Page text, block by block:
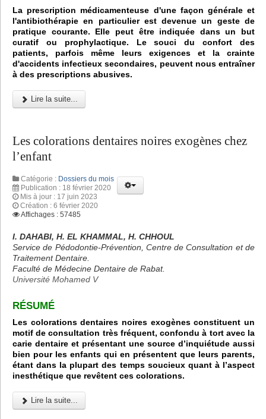
La prescription médicamenteuse d'une façon générale et
l'antibiothérapie en particulier est devenue un geste de
pratique courante. Elle peut être indiquée dans un but
curatif ou prophylactique. Le souci du confort des
patients, parfois même leurs exigences et la crainte
d'accidents infectieux secondaires, peuvent nous entraîner
à des prescriptions abusives.
Lire la suite...
Les colorations dentaires noires exogènes chez
l’enfant
Catégorie : Dossiers du mois
Publication : 18 février 2020
Mis à jour : 17 juin 2023
Création : 6 février 2020
Affichages : 57485
I. DAHABI, H. EL KHAMMAL, H. CHHOUL
Service de Pédodontie-Prévention, Centre de Consultation et de
Traitement Dentaire.
Faculté de Médecine Dentaire de Rabat.
Université Mohamed V
RÉSUMÉ
Les colorations dentaires noires exogènes constituent un
motif de consultation très fréquent, confondu à tort avec la
carie dentaire et présentant une source d’inquiétude aussi
bien pour les enfants qui en présentent que leurs parents,
étant dans la plupart des temps soucieux quant à l’aspect
inesthétique que revêtent ces colorations.
Lire la suite...